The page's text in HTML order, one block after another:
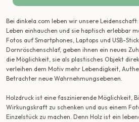
Bei dinkela.com leben wir unsere
Leben einhauchen und sie haptisch erlebbar
Fotos auf Smartphones, Laptops und USB-
Dornröschenschlaf, geben ihnen ein neues
die Möglichkeit, sie als plastisches Objekt
verleihen dem Motiv mehr Lebendigkeit,
Betrachter neue Wahrnehmungsebenen.
Holzdruck ist eine faszinierende Möglichkeit,
Wirkungskraft zu schenken und aus einem
Einzelstück zu machen. Denn Holz ist ein